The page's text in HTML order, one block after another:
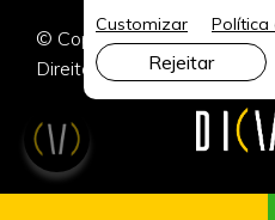
© Copyright 2026 DIVIA
Direitos Reservados.
Customizar
Política
Rejeitar